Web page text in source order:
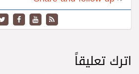
اترك تعليقاً